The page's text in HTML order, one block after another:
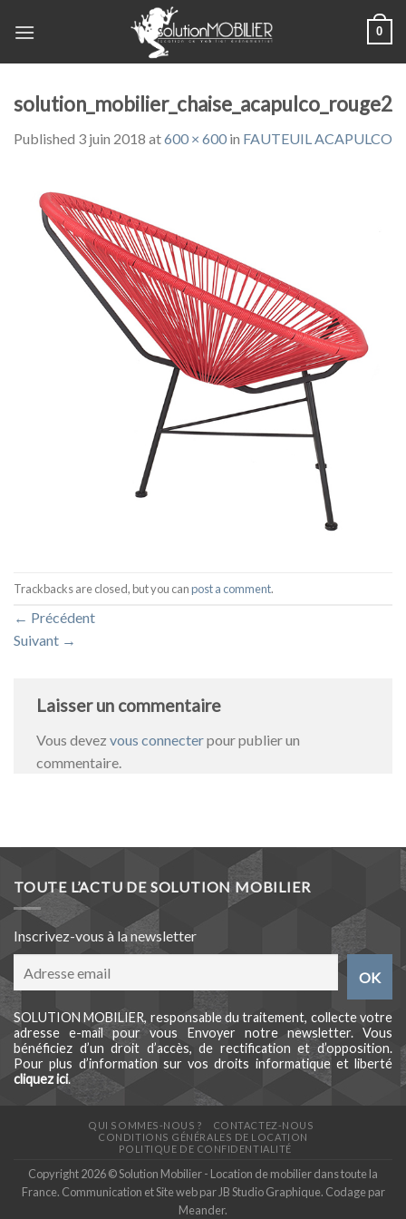
0
solution_mobilier_chaise_acapulco_rouge2
Published 3 juin 2018 at600 × 600 in FAUTEUIL ACAPULCO
Trackbacks are closed, but you canpost a comment.
← Précédent
Suivant →
Laisser un commentaire
Vous devez vous connecterpour publier un
commentaire.
TOUTE L’ACTU DE SOLUTION MOBILIER
Inscrivez-vous à la newsletter
SOLUTION MOBILIER, responsable du traitement, collecte votre
adresse e-mail pour vous Envoyer notre newsletter. Vous
bénéficiez d’un droit d’accès, de rectification et d’opposition.
Pour plus d’information sur vos droits informatique et liberté
cliquez ici.
QUI SOMMES-NOUS ?
CONTACTEZ-NOUS
CONDITIONS GÉNÉRALES DE LOCATION
POLITIQUE DE CONFIDENTIALITÉ
Copyright 2026 © Solution Mobilier - Location de mobilier dans toute la
France. Communication et Site web par JB Studio Graphique. Codage par
Meander.